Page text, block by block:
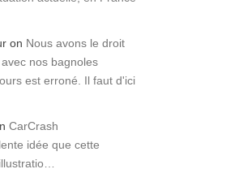
on Nous avons le droit
nos bagnoles
est erroné. Il faut d'ici
CarCrash
idée que cette